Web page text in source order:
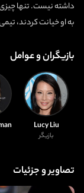
داشته نیست. تنها
به او خیانت کردند،
بازیگران و عوامل
Lucy Liu
بازیگر
تصاویر و جزئیات